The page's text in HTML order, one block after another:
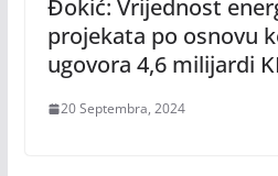
Đokić: Vrijednost
projekata po osnovu
ugovora 4,6 milijardi
20 Septembra, 2024